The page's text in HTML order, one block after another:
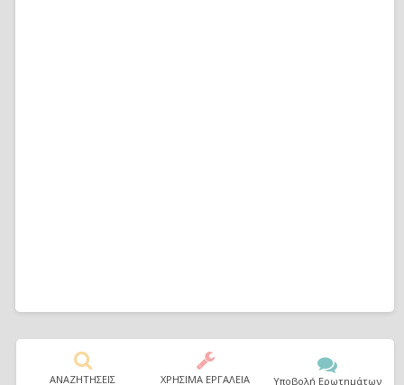
ΑΝΑΖΗΤΗΣΕΙΣ ΧΡΗΣΙΜΑ ΕΡΓΑΛΕΙΑ Υποβολή Ερωτημάτων